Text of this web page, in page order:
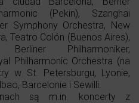
(Pekin), Szanghai
Symphony Orchestra, New
Teatro Colón (Buenos Aires),
Philharmoniker,
Philharmonic Orchestra (na
w St. Petersburgu, Lyonie,
Barcelonie i Sewilli.
są m.in. koncerty z